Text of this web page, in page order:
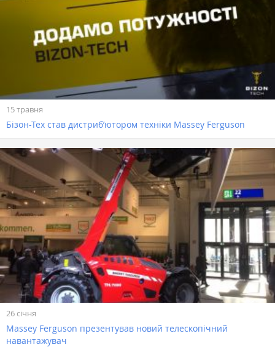
15 травня
Бізон-Тех став дистриб’ютором техніки Massey Ferguson
26 січня
Massey Ferguson презентував новий телескопічний
навантажувач